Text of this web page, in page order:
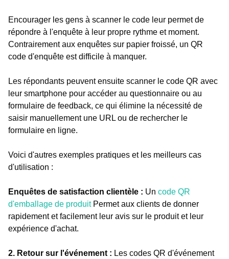
Encourager les gens à scanner le code leur permet de
répondre à l'enquête à leur propre rythme et moment.
Contrairement aux enquêtes sur papier froissé, un QR
code d'enquête est difficile à manquer.
Les répondants peuvent ensuite scanner le code QR avec
leur smartphone pour accéder au questionnaire ou au
formulaire de feedback, ce qui élimine la nécessité de
saisir manuellement une URL ou de rechercher le
formulaire en ligne.
Voici d'autres exemples pratiques et les meilleurs cas
d'utilisation :
Enquêtes de satisfaction clientèle : Un code QR
d'emballage de produit Permet aux clients de donner
rapidement et facilement leur avis sur le produit et leur
expérience d'achat.
2. Retour sur l'événement : Les codes QR d'événement